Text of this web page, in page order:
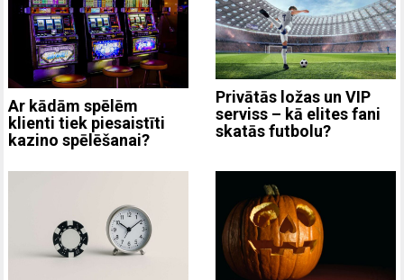
Ar kādām spēlēm
klienti tiek piesaistīti
kazino spēlēšanai?
Privātās ložas un VIP
serviss – kā elites fani
skatās futbolu?